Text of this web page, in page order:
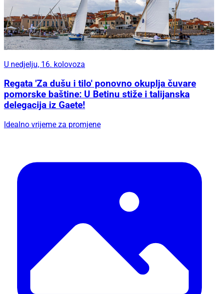
U nedjelju, 16. kolovoza
Regata 'Za dušu i tilo' ponovno okuplja čuvare
pomorske baštine: U Betinu stiže i talijanska
delegacija iz Gaete!
Idealno vrijeme za promjene